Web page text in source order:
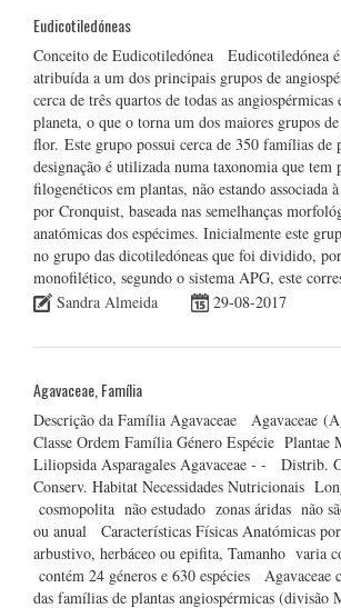
Eudicotiledóneas
Conceito de Eudicotiledónea Eudicotiledónea é
atribuída a um dos principais grupos de
cerca de três quartos de todas as angiospérmicas
planeta, o que o torna um dos maiores grupos
flor. Este grupo possui cerca de 350 famílias de
designação é utilizada numa taxonomia que tem
filogenéticos em plantas, não estando associada
por Cronquist, baseada nas semelhanças
anatómicas dos espécimes. Inicialmente este
no grupo das dicotiledóneas que foi dividido,
monofilético, segundo o sistema APG, este
Sandra Almeida
29-08-2017
Agavaceae, Família
Descrição da Família Agavaceae Agavaceae
Classe Ordem Família Género Espécie Plantae
Liliopsida Asparagales Agavaceae - - Distrib.
Conserv. Habitat Necessidades Nutricionais
cosmopolita não estudado zonas áridas não
ou anual Características Físicas Anatómicas
arbustivo, herbáceo ou epifita, Tamanho varia
contém 24 géneros e 630 espécies Agavaceae
das famílias de plantas angiospérmicas (divisão